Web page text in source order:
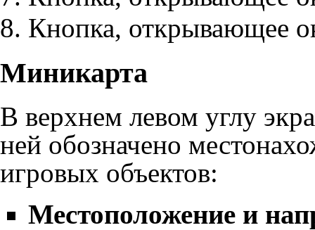
Кнопка, открывающее
Миникарта
В верхнем левом углу
ней обозначено
игровых объектов:
Местоположение и